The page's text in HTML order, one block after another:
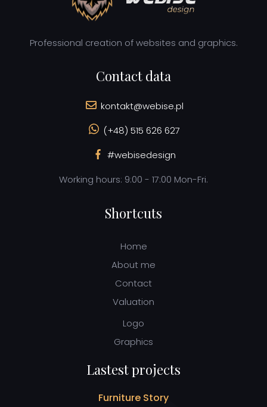
Professional creation of websites and graphics.
Contact data
kontakt@webise.pl
(+48) 515 626 627
#webisedesign
Working hours: 9:00 - 17:00 Mon-Fri.
Shortcuts
Home
About me
Contact
Valuation
Logo
Graphics
Lastest projects
Furniture Story